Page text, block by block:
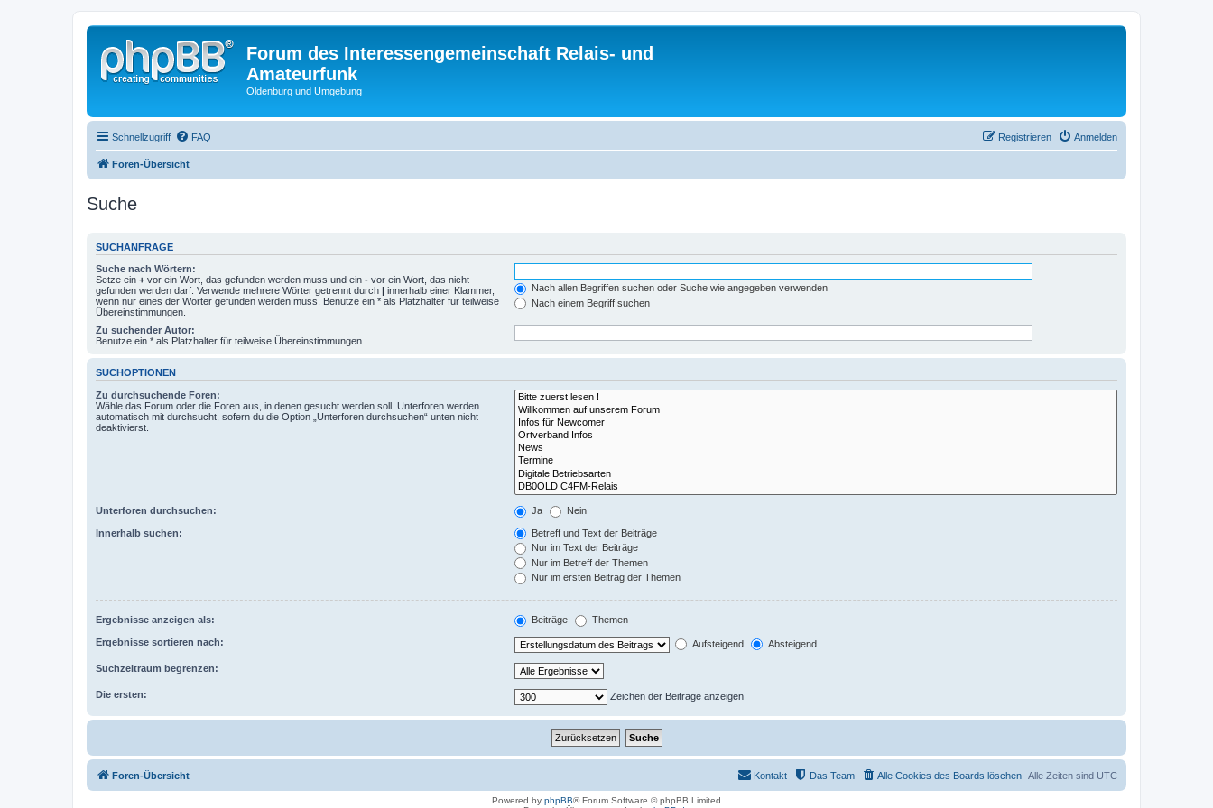
Forum des Interessengemeinschaft Relais- und
Amateurfunk
Oldenburg und Umgebung
Schnellzugriff FAQ Anmelden
Registrieren
Foren-Übersicht
Suche
SUCHANFRAGE
Suche nach Wörtern:
Setze ein + vor ein Wort, das gefunden werden muss und ein - vor ein Wort, das nicht
gefunden werden darf. Verwende mehrere Wörter getrennt durch | innerhalb einer Klammer,
wenn nur eines der Wörter gefunden werden muss. Benutze ein * als Platzhalter für teilweise
Übereinstimmungen.
Nach allen Begriffen suchen oder Suche wie angegeben verwenden
Nach einem Begriff suchen
Zu suchender Autor:
Benutze ein * als Platzhalter für teilweise Übereinstimmungen.
SUCHOPTIONEN
Zu durchsuchende Foren:
Wähle das Forum oder die Foren aus, in denen gesucht werden soll. Unterforen werden
automatisch mit durchsucht, sofern du die Option „Unterforen durchsuchen“ unten nicht
deaktivierst.
Unterforen durchsuchen: Ja Nein
Innerhalb suchen:
Betreff und Text der Beiträge
Nur im Text der Beiträge
Nur im Betreff der Themen
Nur im ersten Beitrag der Themen
Ergebnisse anzeigen als: Beiträge Themen
Ergebnisse sortieren nach: Aufsteigend Absteigend
Suchzeitraum begrenzen:
Die ersten: Zeichen der Beiträge anzeigen
Foren-Übersicht Alle Zeiten sind UTC
Alle Cookies des Boards löschen
Das Team
Kontakt
Powered by phpBB® Forum Software © phpBB Limited